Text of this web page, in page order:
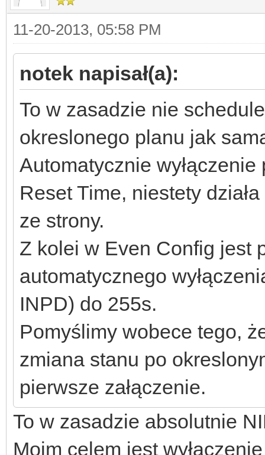
11-20-2013, 05:58 PM
notek napisał(a):
To w zasadzie nie
okreslonego planu jak
Automatycznie
Reset Time, niestety
ze strony.
Z kolei w Even Config jest
automatycznego
INPD) do 255s.
Pomyślimy wobece tego,
zmiana stanu po
pierwsze załączenie.
To w zasadzie absolutnie
Moim celem jest